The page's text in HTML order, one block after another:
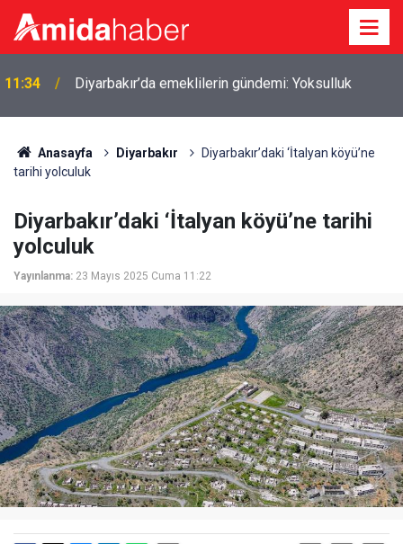
11:06 Sırp forvet Amedspor forması giyecek
Anasayfa Diyarbakır
Diyarbakır’daki ‘İtalyan köyü’ne
tarihi yolculuk
Diyarbakır’daki ‘İtalyan köyü’ne tarihi
yolculuk
Yayınlanma: 23 Mayıs 2025 Cuma 11:22